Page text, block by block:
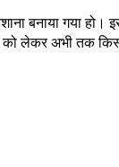
बनाया गया
को लेकर अभी तक